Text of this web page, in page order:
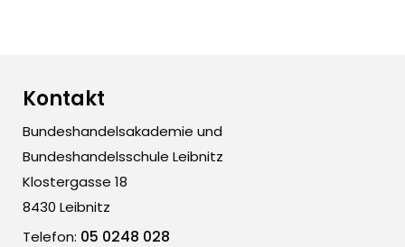
Kontakt
Bundeshandelsakademie und
Bundeshandelsschule Leibnitz
Klostergasse 18
8430 Leibnitz
Telefon: 05 0248 028